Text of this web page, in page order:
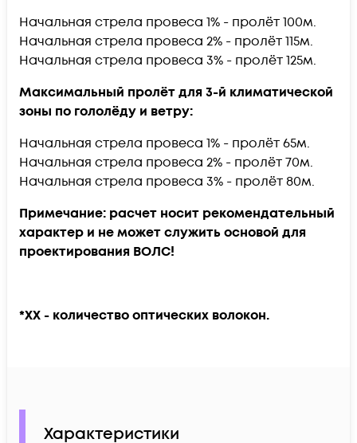
Начальная стрела провеса 1% - пролёт 100м.
Начальная стрела провеса 2% - пролёт 115м.
Начальная стрела провеса 3% - пролёт 125м.
Максимальный пролёт для 3-й климатической
зоны по гололёду и ветру:
Начальная стрела провеса 1% - пролёт 65м.
Начальная стрела провеса 2% - пролёт 70м.
Начальная стрела провеса 3% - пролёт 80м.
Примечание: расчет носит рекомендательный
характер и не может служить основой для
проектирования ВОЛС!​
*ХХ - количество оптических волокон.
Характеристики